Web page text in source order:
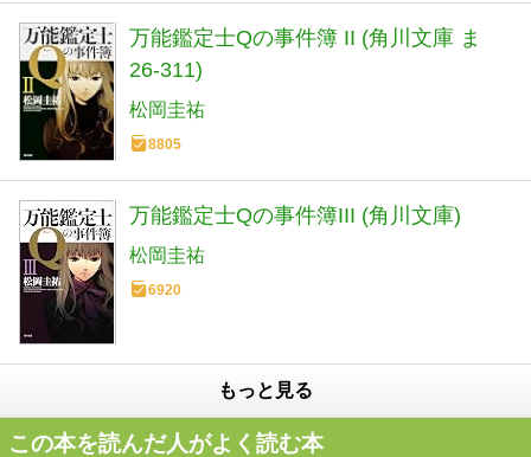
万能鑑定士Qの事件簿 II (角川文庫 ま
26-311)
松岡圭祐
8805
万能鑑定士Qの事件簿III (角川文庫)
松岡圭祐
6920
もっと見る
この本を読んだ人がよく読む本